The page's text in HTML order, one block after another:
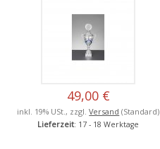
49,00 €
inkl. 19% USt., zzgl.Versand (Standard)
Lieferzeit: 17 - 18 Werktage